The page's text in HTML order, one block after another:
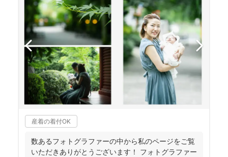
産着の着付OK
数あるフォトグラファーの中から私のページをご覧
いただきありがとうございます！ フォトグラファー